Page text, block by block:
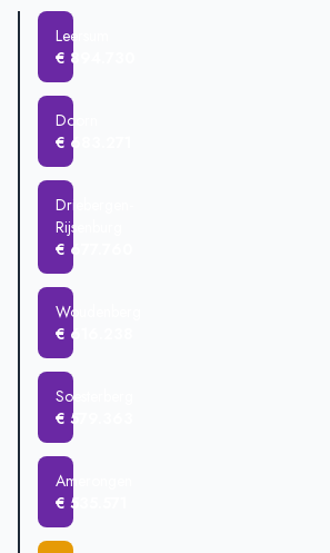
Leersum
€ 894.730
Doorn
€ 683.271
Driebergen-
Rijsenburg
€ 677.760
Woudenberg
€ 616.238
Soesterberg
€ 579.363
Amerongen
€ 535.571